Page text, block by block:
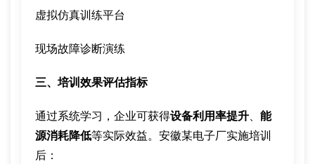
虚拟仿真训练平台
现场故障诊断演练
三、培训效果评估指标
通过系统学习，企业可获得设备利用率提升、 能
源消耗降低等实际效益。安徽某电子厂实施培训
后：